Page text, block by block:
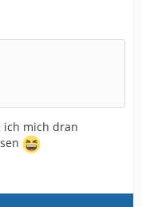
ich mich dran